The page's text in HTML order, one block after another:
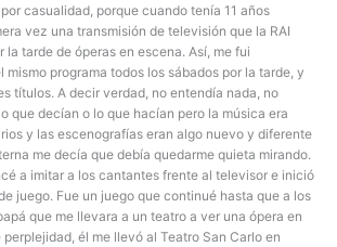
casualidad, porque cuando tenía 11 años
vez una transmisión de televisión que la RAI
la tarde de óperas en escena. Así, me fui
mismo programa todos los sábados por la tarde, y
títulos. A decir verdad, no entendía nada, no
que decían o lo que hacían pero la música era
y las escenografías eran algo nuevo y diferente
me decía que debía quedarme quieta mirando.
a imitar a los cantantes frente al televisor e inició
juego. Fue un juego que continué hasta que a los
que me llevara a un teatro a ver una ópera en
él me llevó al Teatro San Carlo en